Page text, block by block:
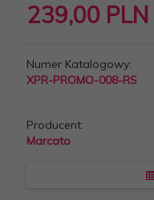
239,00 PLN
Numer Katalogowy:
XPR-PROMO-008-RS
Producent:
Marcato